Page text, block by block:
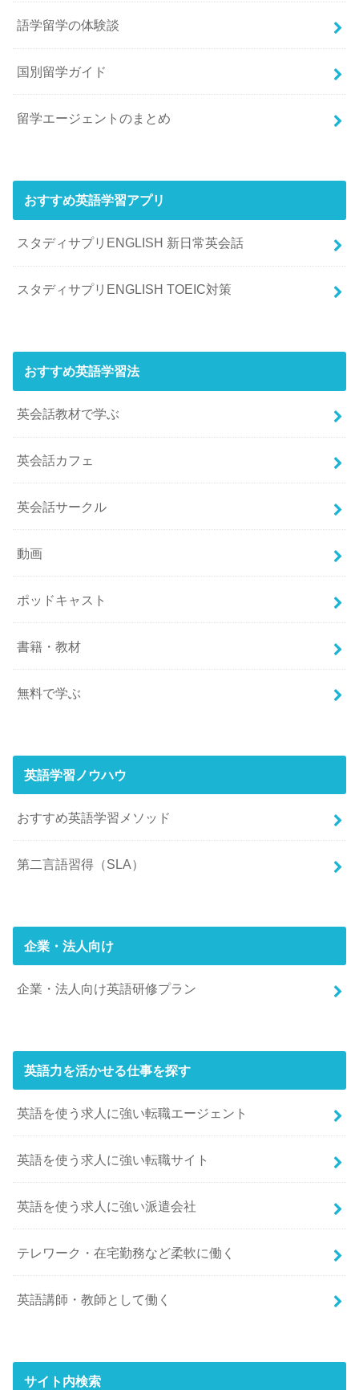
語学留学の体験談
国別留学ガイド
留学エージェントのまとめ
おすすめ英語学習アプリ
スタディサプリENGLISH 新日常英会話
スタディサプリENGLISH TOEIC対策
おすすめ英語学習法
英会話教材で学ぶ
英会話カフェ
英会話サークル
動画
ポッドキャスト
書籍・教材
無料で学ぶ
英語学習ノウハウ
おすすめ英語学習メソッド
第二言語習得（SLA）
企業・法人向け
企業・法人向け英語研修プラン
英語力を活かせる仕事を探す
英語を使う求人に強い転職エージェント
英語を使う求人に強い転職サイト
英語を使う求人に強い派遣会社
テレワーク・在宅勤務など柔軟に働く
英語講師・教師として働く
サイト内検索